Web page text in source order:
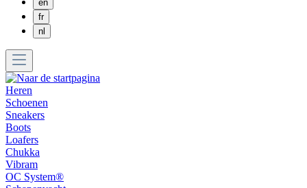
en
fr
nl
Heren
Schoenen
Sneakers
Boots
Loafers
Chukka
Vibram
OC System®